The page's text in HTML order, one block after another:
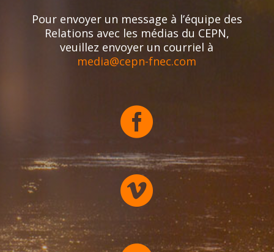
Pour envoyer un message à l’équipe des
Relations avec les médias du CEPN,
veuillez envoyer un courriel à
media@cepn-fnec.com

